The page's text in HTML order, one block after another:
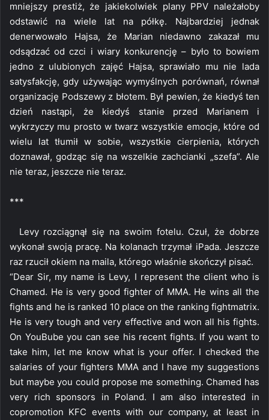
mniejszy prestiż, że jakiekolwiek plany PPV należałoby
odstawić na wiele lat na półkę. Najbardziej jednak
denerwowało Hajsa, że Marian niedawno zakazał mu
odsądzać od czci i wiary konkurencję – było to bowiem
jedno z ulubionych zajęć Hajsa, sprawiało mu nie lada
satysfakcję, gdy używając wymyślnych porównań, równał
organizację Podszewy z błotem. Był pewien, że kiedyś ten
dzień nastąpi, że kiedyś stanie przed Marianem i
wykrzyczy mu prosto w twarz wszystkie emocje, które od
wielu lat tłumił w sobie, wszystkie cierpienia, których
doznawał, godząc się na wszelkie zachcianki „szefa”. Ale
nie teraz, jeszcze nie teraz.
***
Levy rozciągnął się na swoim fotelu. Czuł, że dobrze
wykonał swoją pracę. Na kolanach trzymał iPada. Jeszcze
raz rzucił okiem na maila, którego właśnie skończył pisać.
“Dear Sir, my name is Levy, I represent the client who is
Chamed. He is very good fighter of MMA. He wins all the
fights and he is ranked 10 place on the ranking fightmatrix.
He is very tough and very effective and won all his fights.
On YouBube you can see his recent fights. If you want to
take him, let me know what is your offer. I checked the
salaries of your fighters MMA and I have my suggestions
but maybe you could propose me something. Chamed has
very rich sponsors in Poland. I am also interested in
copromotion KFC events with our company, at least in